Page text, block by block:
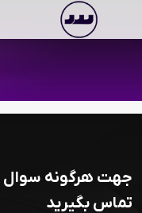
جهت هرگونه سوال ،
تماس بگیرید